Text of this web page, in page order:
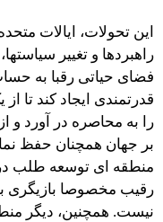
این تحولات، ایالات
راهبردها و تغییر
فضای حیاتی رقبا به
قدرتمندی ایجاد کند تا
را به محاصره در آورد و
بر جهان همچنان حفظ
منطقه ای توسعه طلب در
رقیب مخصوصا بازیگری به
نیست. همچنین، دیگر